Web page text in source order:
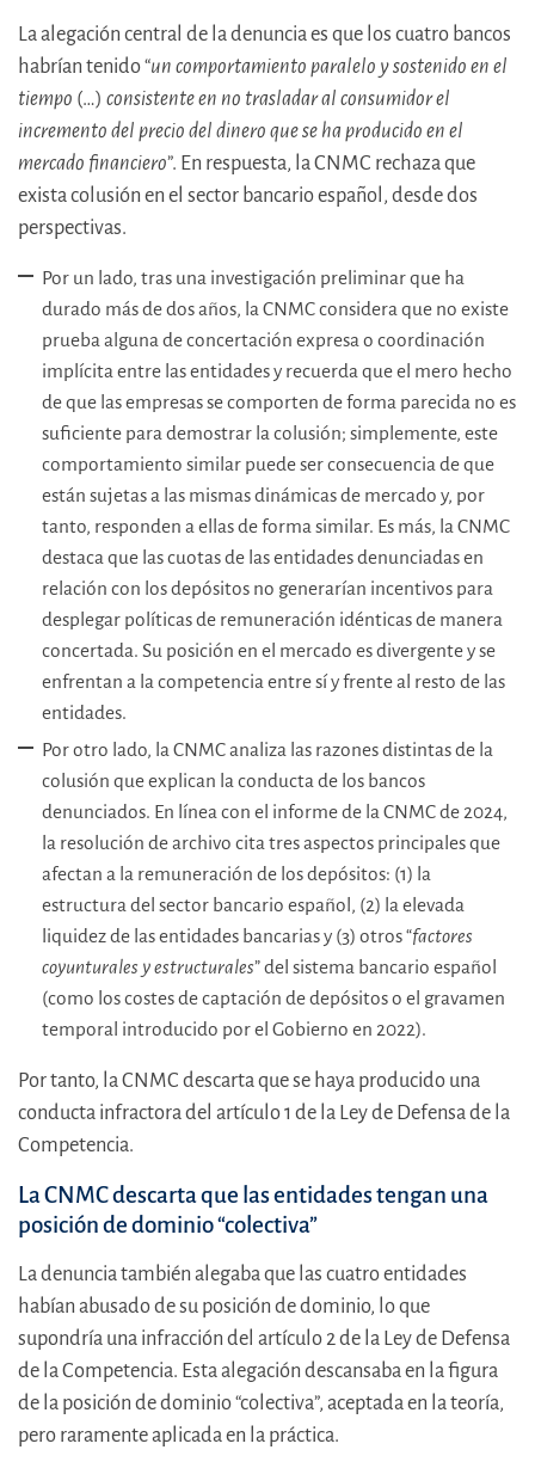
La alegación central de la denuncia es que los cuatro bancos
habrían tenido “un comportamiento paralelo y sostenido en el
tiempo (…) consistente en no trasladar al consumidor el
incremento del precio del dinero que se ha producido en el
mercado financiero”. En respuesta, la CNMC rechaza que
exista colusión en el sector bancario español, desde dos
perspectivas.
Por un lado, tras una investigación preliminar que ha
durado más de dos años, la CNMC considera que no existe
prueba alguna de concertación expresa o coordinación
implícita entre las entidades y recuerda que el mero hecho
de que las empresas se comporten de forma parecida no es
suficiente para demostrar la colusión; simplemente, este
comportamiento similar puede ser consecuencia de que
están sujetas a las mismas dinámicas de mercado y, por
tanto, responden a ellas de forma similar. Es más, la CNMC
destaca que las cuotas de las entidades denunciadas en
relación con los depósitos no generarían incentivos para
desplegar políticas de remuneración idénticas de manera
concertada. Su posición en el mercado es divergente y se
enfrentan a la competencia entre sí y frente al resto de las
entidades.
Por otro lado, la CNMC analiza las razones distintas de la
colusión que explican la conducta de los bancos
denunciados. En línea con el informe de la CNMC de 2024,
la resolución de archivo cita tres aspectos principales que
afectan a la remuneración de los depósitos: (1) la
estructura del sector bancario español, (2) la elevada
liquidez de las entidades bancarias y (3) otros “factores
coyunturales y estructurales” del sistema bancario español
(como los costes de captación de depósitos o el gravamen
temporal introducido por el Gobierno en 2022).
Por tanto, la CNMC descarta que se haya producido una
conducta infractora del artículo 1 de la Ley de Defensa de la
Competencia.
La CNMC descarta que las entidades tengan una
posición de dominio “colectiva”
La denuncia también alegaba que las cuatro entidades
habían abusado de su posición de dominio, lo que
supondría una infracción del artículo 2 de la Ley de Defensa
de la Competencia. Esta alegación descansaba en la figura
de la posición de dominio “colectiva”, aceptada en la teoría,
pero raramente aplicada en la práctica.